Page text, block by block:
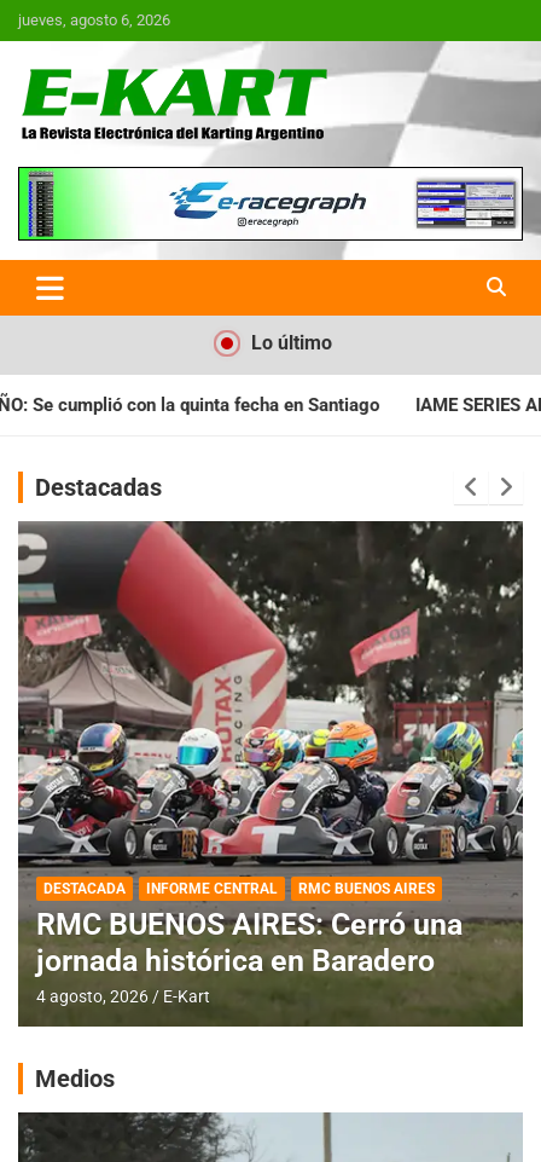
Saltar
al
jueves, agosto 6, 2026
E-Kart.com.ar | La Revista
Electrónica del Karting en
Argentina
Lo último
en Santiago IAME SERIES ARGENTINA: Horarios para la
Destacadas
DESTACADA INFORME CENTRAL RMC BUENOS AIRES
RMC BUENOS AIRES: Cerró una
jornada histórica en Baradero
4 agosto, 2026 E-Kart
Medios